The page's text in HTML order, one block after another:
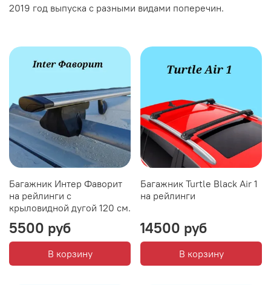
2019 год выпуска с разными видами поперечин.
Багажник Интер Фаворит
на рейлинги с
крыловидной дугой 120 см.
5500 руб
В корзину
Багажник Turtle Black Air 1
на рейлинги
14500 руб
В корзину